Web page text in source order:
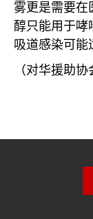
雾更是需要在
醇只能用于哮
吸道感染可能
（对华援助